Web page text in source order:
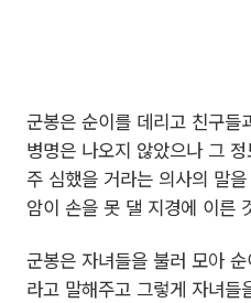
군봉은 순이를 데리고 친구
병명은 나오지 않았으나 그
주 심했을 거라는 의사의 말
암이 손을 못 댈 지경에 이른
군봉은 자녀들을 불러 모아
라고 말해주고 그렇게 자녀